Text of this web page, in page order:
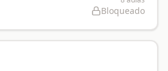
Bloqueado